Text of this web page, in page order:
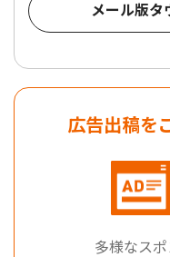
メール版タ
広告出稿を
多様なス